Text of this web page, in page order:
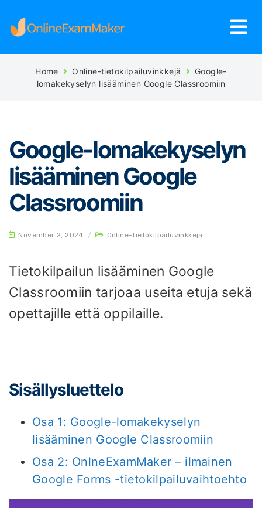
Home Online-tietokilpailuvinkkejä
Google-
lomakekyselyn lisääminen Google Classroomiin
Google-lomakekyselyn
lisääminen Google
Classroomiin
November 2, 2024 / Online-tietokilpailuvinkkejä
Tietokilpailun lisääminen Google
Classroomiin tarjoaa useita etuja sekä
opettajille että oppilaille.
Sisällysluettelo
Osa 1: Google-lomakekyselyn
lisääminen Google Classroomiin
Osa 2: OnlneExamMaker – ilmainen
Google Forms -tietokilpailuvaihtoehto